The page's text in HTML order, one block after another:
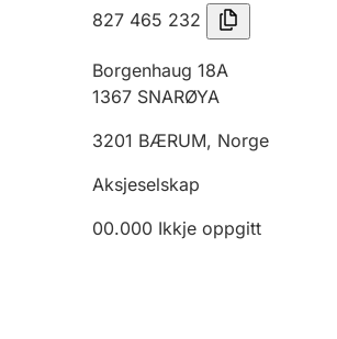
827 465 232
Borgenhaug 18A
1367 SNARØYA
3201 BÆRUM, Norge
Aksjeselskap
00.000 Ikkje oppgitt